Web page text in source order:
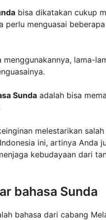
bisa dikatakan cukup
perlu menguasai
lama-
Sunda adalah bisa
melestarikan salah
ini, artinya Anda
kebudayaan dari
bahasa Sunda
bahasa dari cabang